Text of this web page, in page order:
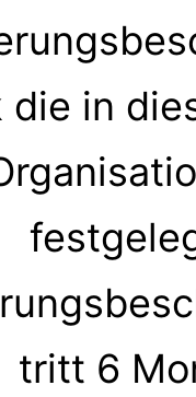
die in
tritt 6